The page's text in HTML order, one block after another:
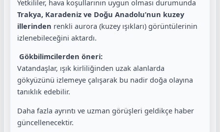
Yetkililer, hava koşullarının uygun olması durumunda
Trakya, Karadeniz ve Doğu Anadolu’nun kuzey
illerinden renkli aurora (kuzey ışıkları) görüntülerinin
izlenebileceğini aktardı.
Gökbilimcilerden öneri:
Vatandaşlar, ışık kirliliğinden uzak alanlarda
gökyüzünü izlemeye çalışarak bu nadir doğa olayına
tanıklık edebilir.
Daha fazla ayrıntı ve uzman görüşleri geldikçe haber
güncellenecektir.